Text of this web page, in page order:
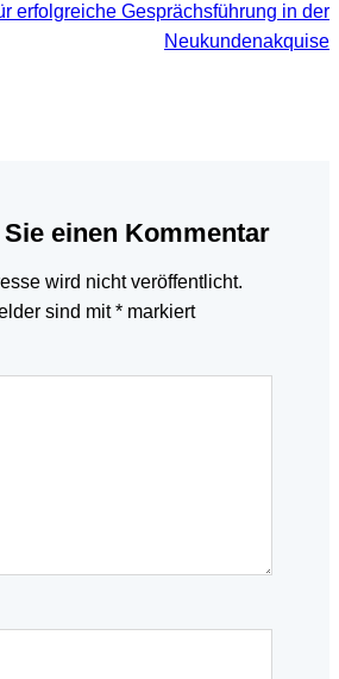
erfolgreiche Gesprächsführung in der
Neukundenakquise
einen Kommentar
wird nicht veröffentlicht.
sind mit* markiert